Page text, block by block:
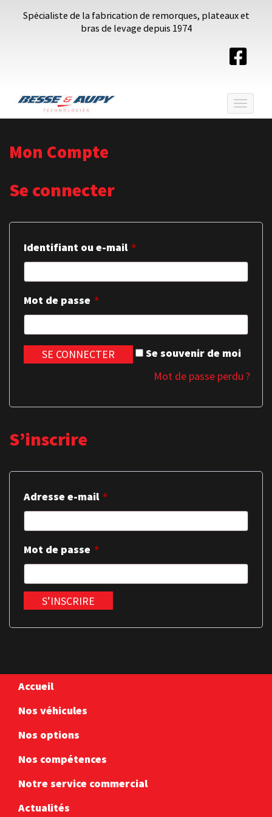
Spécialiste de la fabrication de remorques, plateaux et
bras de levage depuis 1974
Toggle
Mon Compte
Se connecter
Identifiant ou e-mail *
Mot de passe *
Se souvenir de moi
Mot de passe perdu ?
S’inscrire
Adresse e-mail *
Mot de passe *
Accueil
Nos véhicules
Nos options
Nos compétences
Notre service commercial
Actualités